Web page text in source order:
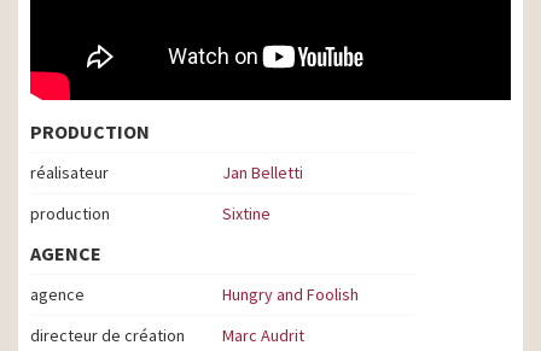
PRODUCTION
réalisateur
Jan Belletti
production
Sixtine
AGENCE
agence
Hungry and Foolish
directeur de création
Marc Audrit